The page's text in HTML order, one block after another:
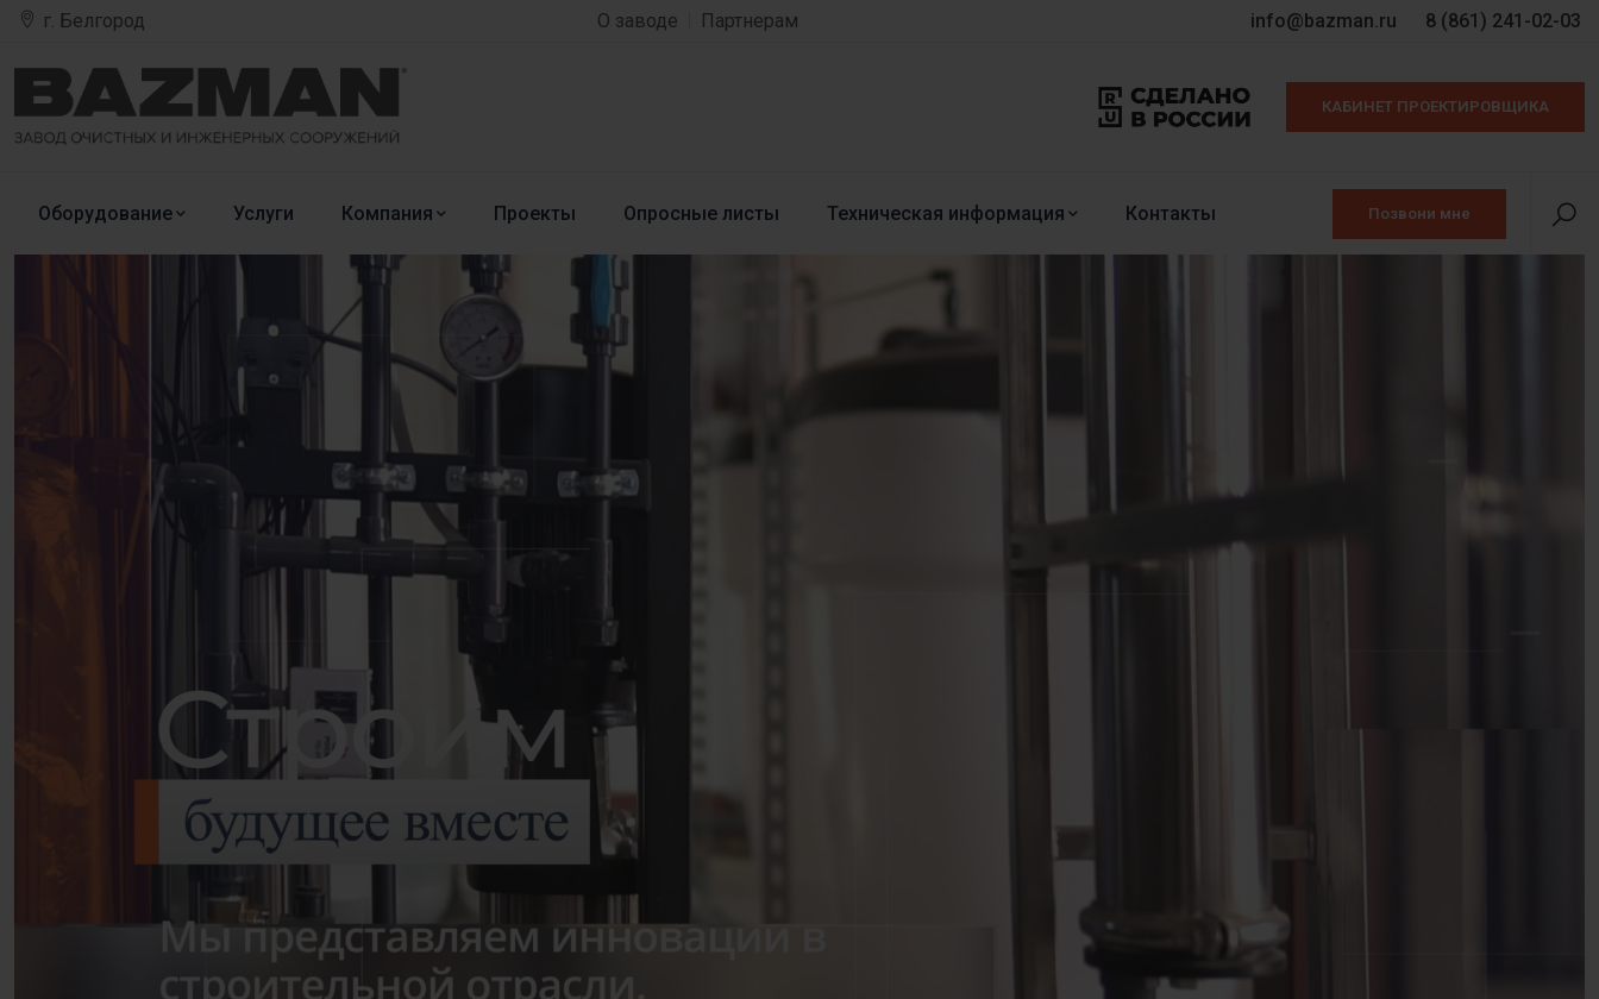
г. Белгород О заводе Партнерам info@bazman.ru 8 (861) 241-02-03
КАБИНЕТ ПРОЕКТИРОВЩИКА
Оборудование Услуги Компания Проекты Опросные листы Техническая информация Контакты Позвони мне